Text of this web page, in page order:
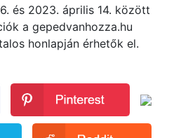
és 2023. április 14. között
a gepedvanhozza.hu
honlapján érhetők el.